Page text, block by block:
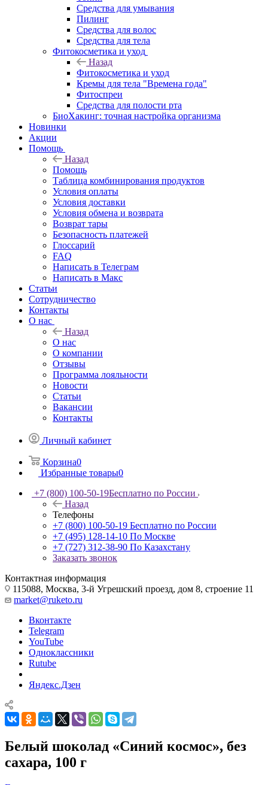
Средства для умывания
Пилинг
Средства для волос
Средства для тела
Фитокосметика и уход
Назад
Фитокосметика и уход
Кремы для тела "Времена года"
Фитоспреи
Средства для полости рта
БиоХакинг: точная настройка организма
Новинки
Акции
Помощь
Назад
Помощь
Таблица комбинирования продуктов
Условия оплаты
Условия доставки
Условия обмена и возврата
Возврат тары
Безопасность платежей
Глоссарий
FAQ
Написать в Телеграм
Написать в Макс
Статьи
Сотрудничество
Контакты
О нас
Назад
О нас
О компании
Отзывы
Программа лояльности
Новости
Статьи
Вакансии
Контакты
Личный кабинет
Корзина0
Избранные товары0
+7 (800) 100-50-19Бесплатно по России
Назад
Телефоны
+7 (800) 100-50-19 Бесплатно по России
+7 (495) 128-14-10 По Москве
+7 (727) 312-38-90 По Казахстану
Заказать звонок
Контактная информация
115088, Москва, 3-й Угрешский проезд, дом 8, строение 11
market@ruketo.ru
Вконтакте
Telegram
YouTube
Одноклассники
Rutube
Яндекс.Дзен
Белый шоколад «Синий космос», без
сахара, 100 г